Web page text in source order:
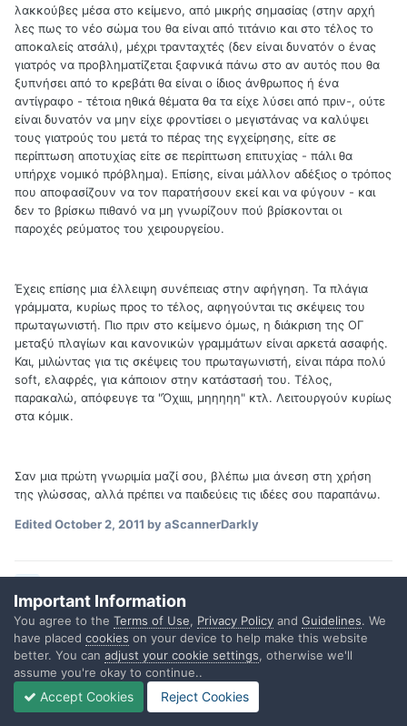
λακκούβες μέσα στο κείμενο, από μικρής σημασίας (στην αρχή
λες πως το νέο σώμα του θα είναι από τιτάνιο και στο τέλος το
αποκαλείς ατσάλι), μέχρι τρανταχτές (δεν είναι δυνατόν ο ένας
γιατρός να προβληματίζεται ξαφνικά πάνω στο αν αυτός που θα
ξυπνήσει από το κρεβάτι θα είναι ο ίδιος άνθρωπος ή ένα
αντίγραφο - τέτοια ηθικά θέματα θα τα είχε λύσει από πριν-, ούτε
είναι δυνατόν να μην είχε φροντίσει ο μεγιστάνας να καλύψει
τους γιατρούς του μετά το πέρας της εγχείρησης, είτε σε
περίπτωση αποτυχίας είτε σε περίπτωση επιτυχίας - πάλι θα
υπήρχε νομικό πρόβλημα). Επίσης, είναι μάλλον αδέξιος ο τρόπος
που αποφασίζουν να τον παρατήσουν εκεί και να φύγουν - και
δεν το βρίσκω πιθανό να μη γνωρίζουν πού βρίσκονται οι
παροχές ρεύματος του χειρουργείου.
Έχεις επίσης μια έλλειψη συνέπειας στην αφήγηση. Τα πλάγια
γράμματα, κυρίως προς το τέλος, αφηγούνται τις σκέψεις του
πρωταγωνιστή. Πιο πριν στο κείμενο όμως, η διάκριση της ΟΓ
μεταξύ πλαγίων και κανονικών γραμμάτων είναι αρκετά ασαφής.
Και, μιλώντας για τις σκέψεις του πρωταγωνιστή, είναι πάρα πολύ
soft, ελαφρές, για κάποιον στην κατάστασή του. Τέλος,
παρακαλώ, απόφευγε τα "Όχιιιι, μηηηηη" κτλ. Λειτουργούν κυρίως
στα κόμικ.
Σαν μια πρώτη γνωριμία μαζί σου, βλέπω μια άνεση στη χρήση
της γλώσσας, αλλά πρέπει να παιδεύεις τις ιδέες σου παραπάνω.
EditedOctober 2, 2011 by aScannerDarkly
lizbeth_covenant
PostedSeptember 27, 2011
Αυτό που μου άρεσε πολύ στην ιστορία σου ήταν το ότι ο γέρος
Important Information
You agree to the Terms of Use, Privacy Policy and Guidelines. We
have placed cookies on your device to help make this website
better. You can adjust your cookie settings, otherwise we'll
assume you're okay to continue..
Accept Cookies Reject Cookies